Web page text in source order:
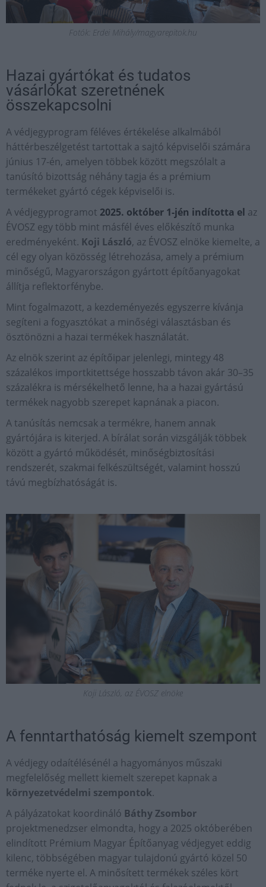
Fotók: Erdei Mihály/magyarepitok.hu
Hazai gyártókat és tudatos
vásárlókat szeretnének
összekapcsolni
A védjegyprogram féléves értékelése alkalmából
háttérbeszélgetést tartottak a sajtó képviselői számára
június 17-én, amelyen többek között megszólalt a
tanúsító bizottság néhány tagja és a prémium
termékeket gyártó cégek képviselői is.
A védjegyprogramot 2025. október 1-jén indította el az
ÉVOSZ egy több mint másfél éves előkészítő munka
eredményeként. Koji László, az ÉVOSZ elnöke kiemelte, a
cél egy olyan közösség létrehozása, amely a prémium
minőségű, Magyarországon gyártott építőanyagokat
állítja reflektorfénybe.
Mint fogalmazott, a kezdeményezés egyszerre kívánja
segíteni a fogyasztókat a minőségi választásban és
ösztönözni a hazai termékek használatát.
Az elnök szerint az építőipar jelenlegi, mintegy 48
százalékos importkitettsége hosszabb távon akár 30–35
százalékra is mérsékelhető lenne, ha a hazai gyártású
termékek nagyobb szerepet kapnának a piacon.
A tanúsítás nemcsak a termékre, hanem annak
gyártójára is kiterjed. A bírálat során vizsgálják többek
között a gyártó működését, minőségbiztosítási
rendszerét, szakmai felkészültségét, valamint hosszú
távú megbízhatóságát is.
Koji László, az ÉVOSZ elnöke
A fenntarthatóság kiemelt szempont
A védjegy odaítélésénél a hagyományos műszaki
megfelelőség mellett kiemelt szerepet kapnak a
környezetvédelmi szempontok.
A pályázatokat koordináló Báthy Zsombor
projektmenedzser elmondta, hogy a 2025 októberében
elindított Prémium Magyar Építőanyag védjegyet eddig
kilenc, többségében magyar tulajdonú gyártó közel 50
terméke nyerte el. A minősített termékek széles kört